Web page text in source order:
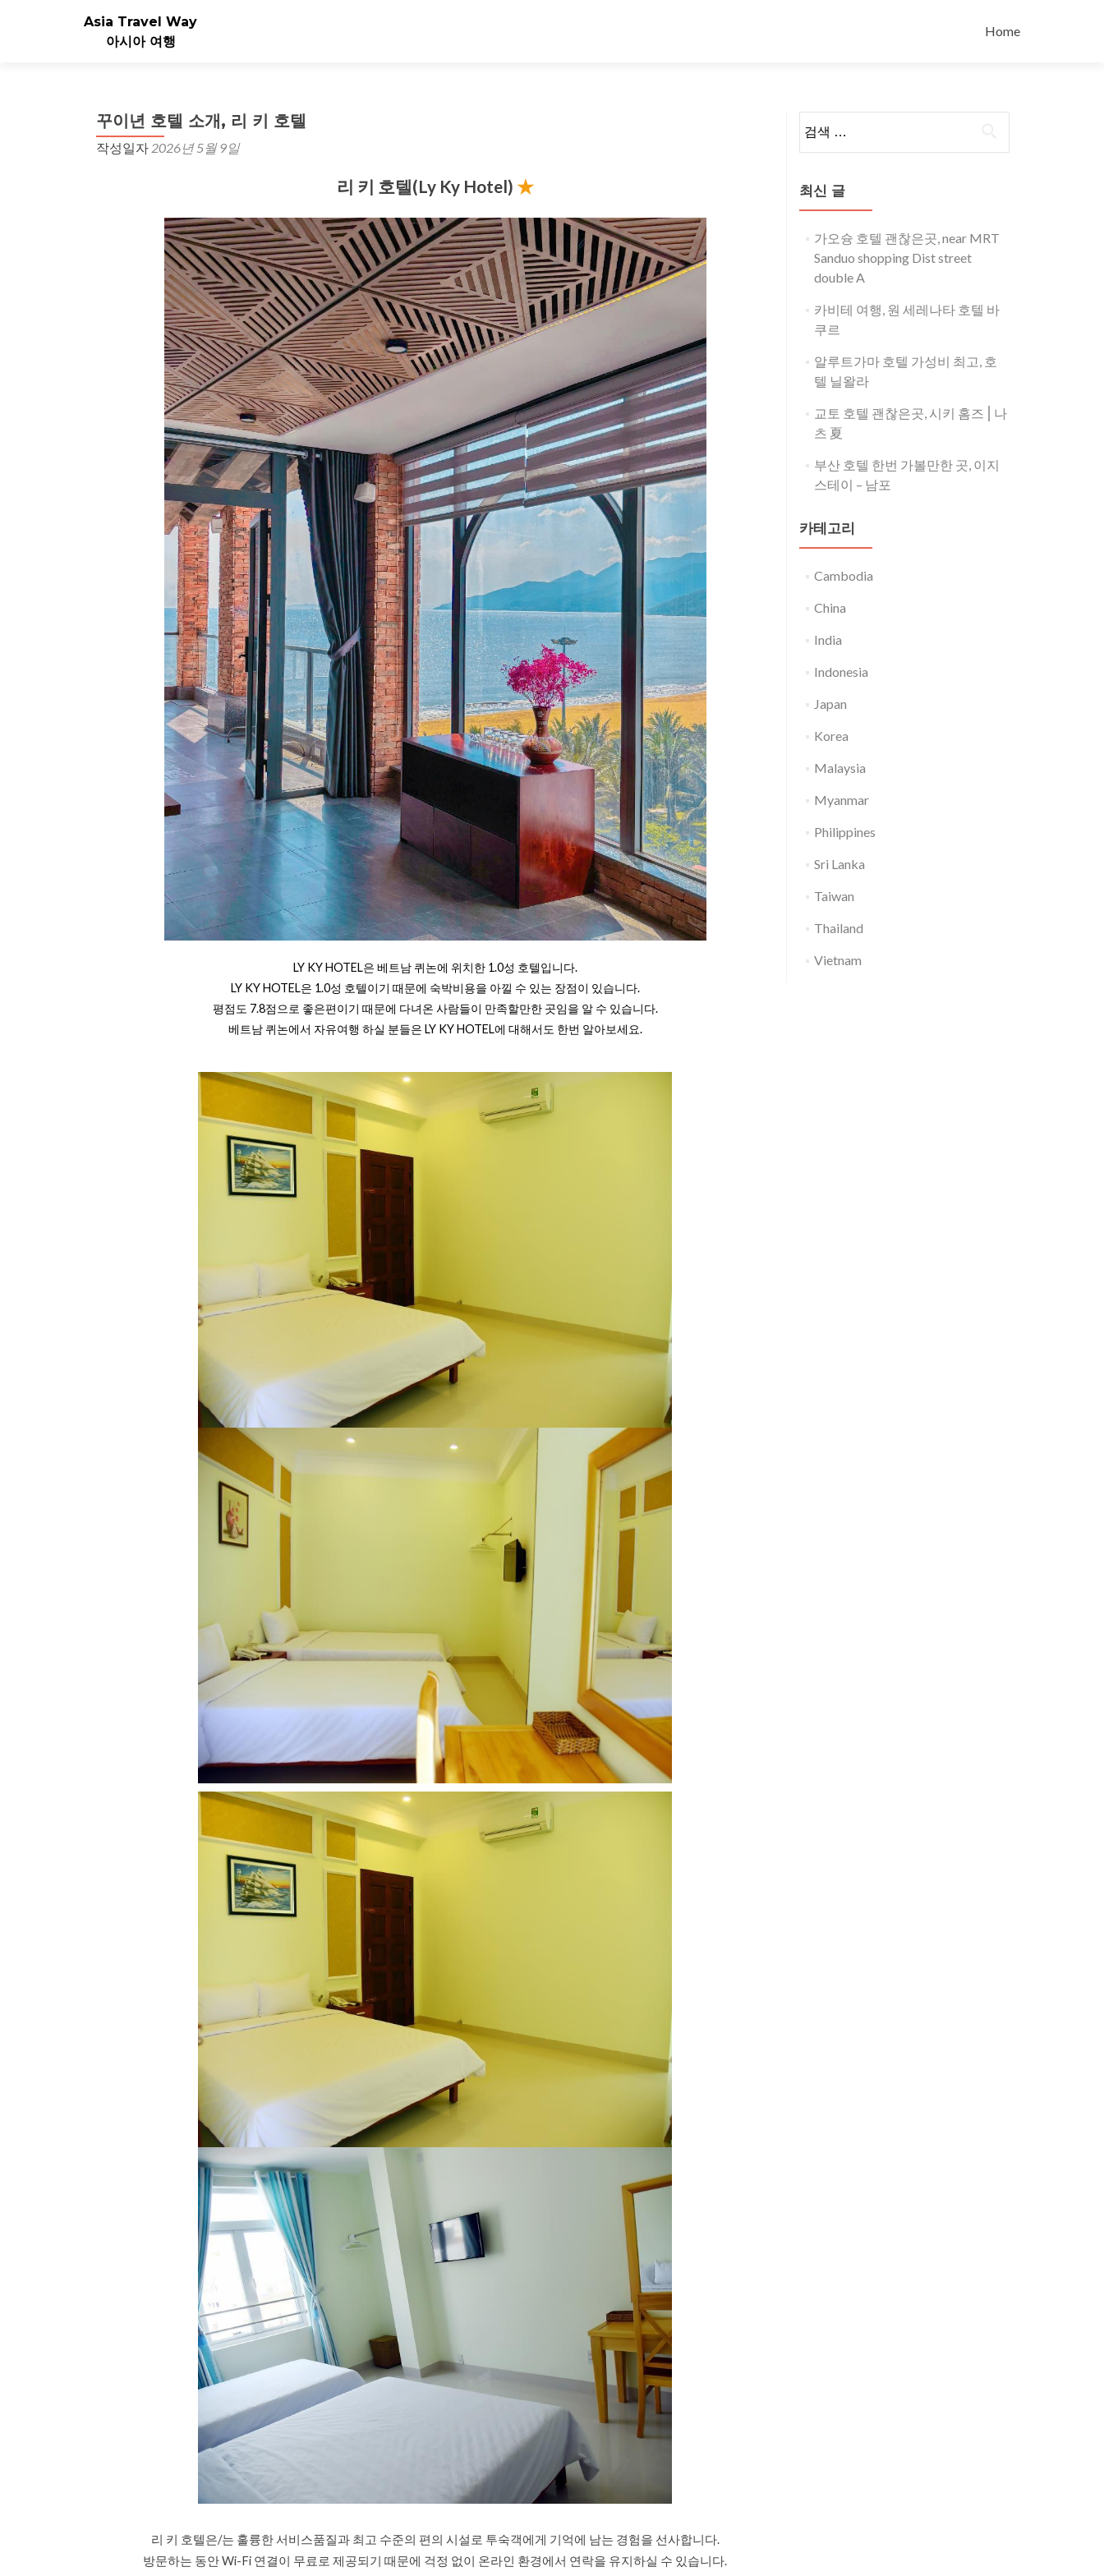
Asia Travel Way
아시아 여행
텐
Home
꾸이년 호텔 소개, 리 키 호텔
작성일자 2026년 5월 9일
리 키 호텔(Ly Ky Hotel) ★
LY KY HOTEL은 베트남 퀴논에 위치한 1.0성 호텔입니다.
LY KY HOTEL은 1.0성 호텔이기 때문에 숙박비용을 아낄 수 있는 장점이 있습니다.
평점도 7.8점으로 좋은편이기 때문에 다녀온 사람들이 만족할만한 곳임을 알 수 있습니다.
베트남 퀴논에서 자유여행 하실 분들은 LY KY HOTEL에 대해서도 한번 알아보세요.
리 키 호텔은/는 훌륭한 서비스품질과 최고 수준의 편의 시설로 투숙객에게 기억에 남는 경험을 선사합니다.
방문하는 동안 Wi-Fi 연결이 무료로 제공되기 때문에 걱정 없이 온라인 환경에서 연락을 유지하실 수 있습니다.
색:
최신 글
가오슝 호텔 괜찮은곳, near MRT
Sanduo shopping Dist street
double A
카비테 여행, 원 세레나타 호텔 바
쿠르
알루트가마 호텔 가성비 최고, 호
텔 닐왈라
교토 호텔 괜찮은곳, 시키 홈즈⎪나
츠 夏
부산 호텔 한번 가볼만한 곳, 이지
스테이 – 남포
카테고리
Cambodia
China
India
Indonesia
Japan
Korea
Malaysia
Myanmar
Philippines
Sri Lanka
Taiwan
Thailand
Vietnam